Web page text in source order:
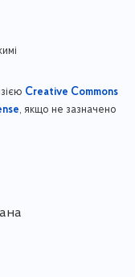
Creative Commons
, якщо не зазначено